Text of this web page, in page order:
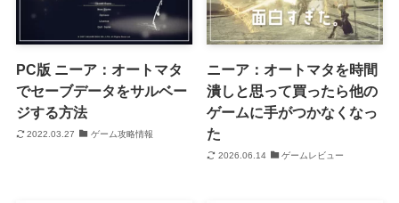
PC版 ニーア：オートマタ
でセーブデータをサルベー
ジする方法
2022.03.27 ゲーム攻略情報
ニーア：オートマタを時間
潰しと思って買ったら他の
ゲームに手がつかなくなっ
た
2026.06.14 ゲームレビュー